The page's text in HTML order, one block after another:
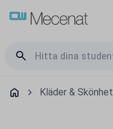
Kläder & Skönhet